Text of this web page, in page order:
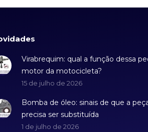
Virabrequim: qual a função dessa
motor da motocicleta?
15 de julho de 2026
Bomba de óleo: sinais de que a
precisa ser substituída
1 de julho de 2026